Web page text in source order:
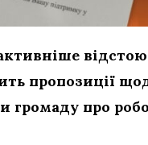
пропозиції
громаду про